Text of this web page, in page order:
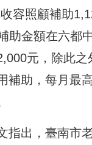
容照顧補助
助金額在六都
元，除此
補助，每月最
指出，臺南市